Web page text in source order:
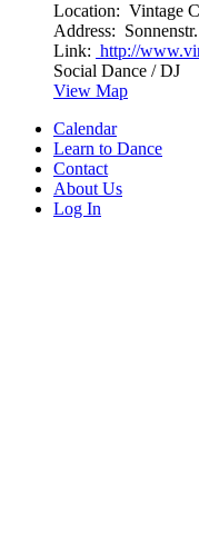
Location: Vintage
Address:
Link: http://
Social Dance / DJ
View Map
Calendar
Learn to Dance
Contact
About Us
Log In